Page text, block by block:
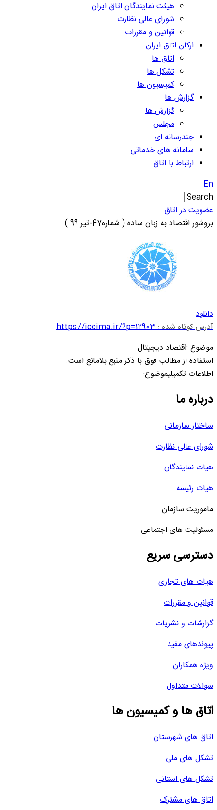
هیئت نمایندگان اتاق ایران
شورای عالی نظارت
قوانین و مقررات
ارکان اتاق ایران
اتاق ها
تشکل ها
کمیسیون ها
گزارش ها
گزارش ها
مجلس
چندرسانه ای
سامانه های خدماتی
ارتباط با اتاق
En
Search
عضویت در اتاق
بروشور اقتصاد به زبان ساده ( شماره47-تیر 99 )
دانلود
آدرس کوتاه شده :https://iccima.ir/?p=12903
موضوع :اقتصاد دیجیتال
استفاده از مطالب فوق با ذکر منبع بلامانع است.
اطلاعات تکمیلیموضوع:
درباره ما
ساختار سازمانی
شورای عالی نظارت
هیات نمایندگان
هیات رئیسه
ماموریت سازمان
مسئولیت های اجتماعی
دسترسی سریع
هیات های تجاری
قوانین و مقررات
گزارشات و نشریات
پیوندهای مفید
ویژه همکاران
سوالات متداول
اتاق ها و کمیسیون ها
اتاق های شهرستان
تشکل های ملی
تشکل های استانی
اتاق های مشترک